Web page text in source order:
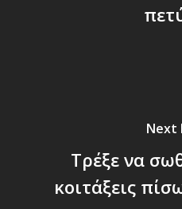
Next
Τρέξε να
κοιτάξεις